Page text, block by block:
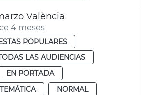
València
4 meses
POPULARES
LAS AUDIENCIAS
EN PORTADA
NORMAL